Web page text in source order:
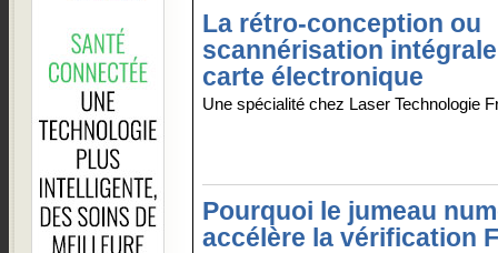
La rétro-conception ou
scannérisation intégrale
carte électronique
Une spécialité chez Laser Technologie
Pourquoi le jumeau
accélère la vérification